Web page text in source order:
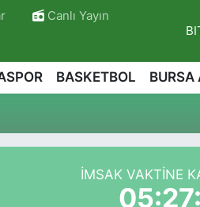
Canlı Yayın
BASKETBOL BURSA
İMSAK VAKTINE